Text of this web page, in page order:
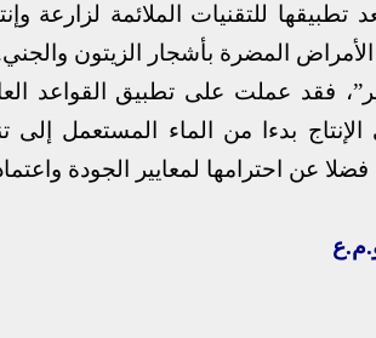
بعد تطبيقها للتقنيات الملائمة لزارعة
المضرة بأشجار الزيتون
فقد عملت على تطبيق القواعد
الإنتاج بدءا من الماء المستعمل
فضلا عن احترامها لمعايير الجودة